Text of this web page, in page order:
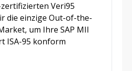
Veri95
die einzige Out-of-the-
um Ihre SAP MII
ISA-95 konform